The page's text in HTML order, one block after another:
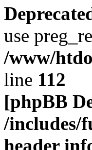
use
/www/
line 112
[phpBB
/includes/
header